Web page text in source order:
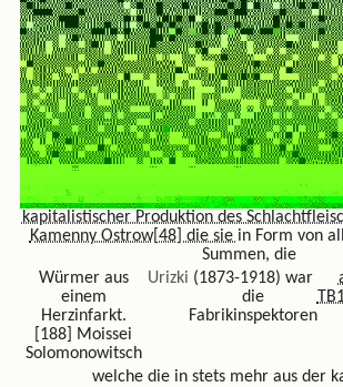
kapitalistischer Produktion des
Kamenny Ostrow[48] die siein Form von
Summen, die
Würmer aus
einem
Herzinfarkt.
[188] Moissei
Solomonowitsch
Urizki (1873-1918) war
die
Fabrikinspektoren
welche die in stets mehr aus der